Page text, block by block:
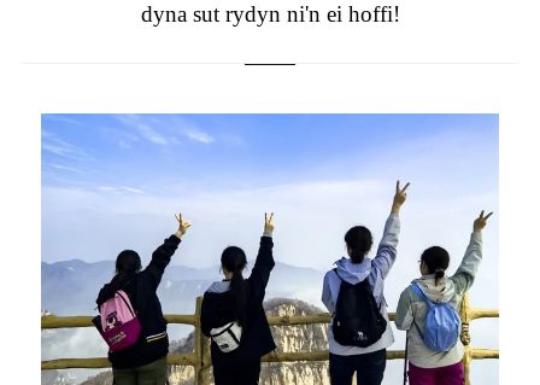
dyna sut rydyn ni'n ei hoffi!